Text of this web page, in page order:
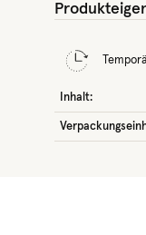
Inhalt: